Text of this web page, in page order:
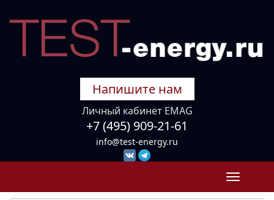
Напишите нам
Личный кабинет EMAG
+7 (495) 909-21-61
info@test-energy.ru
Toggle